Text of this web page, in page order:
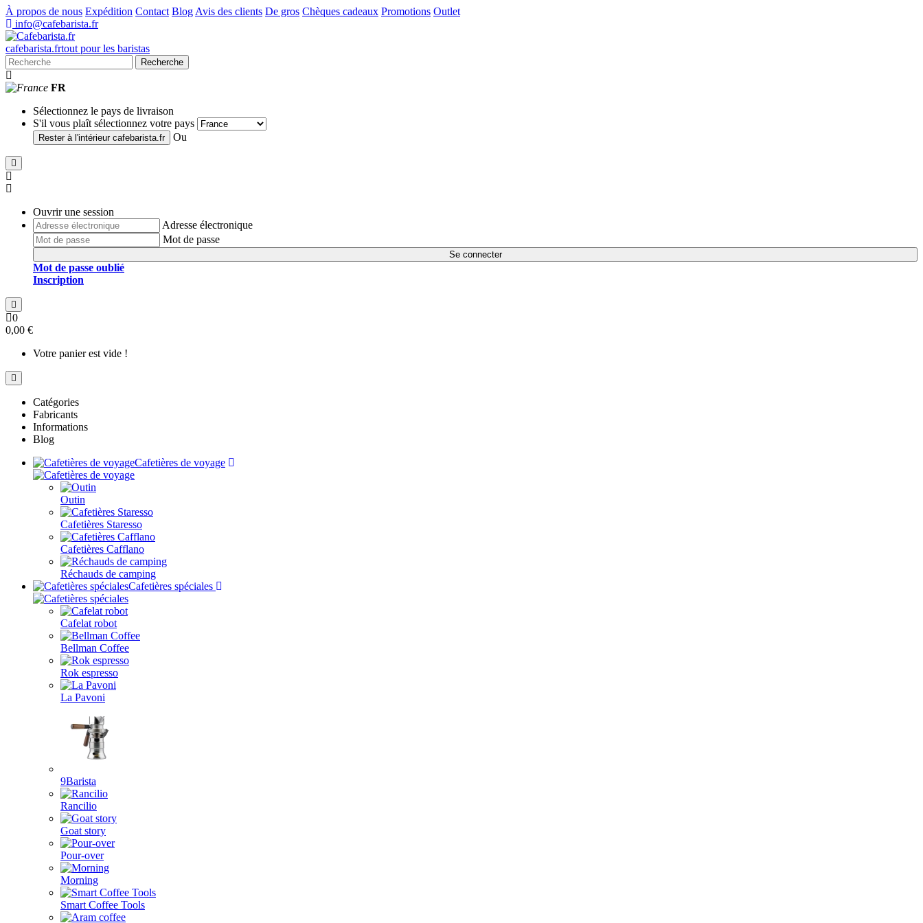
À propos de nous Expédition Contact Blog Avis des clients De gros Chèques cadeaux Promotions Outlet
info@cafebarista.fr
cafebarista.frtout pour les baristas
Recherche
FR
Sélectionnez le pays de livraison
S'il vous plaît sélectionnez votre pays
Rester à l'intérieur cafebarista.fr Ou
Ouvrir une session
Adresse électronique
Mot de passe
Se connecter
Mot de passe oublié
Inscription
0
0,00 €
Votre panier est vide !
Catégories
Fabricants
Informations
Blog
Cafetières de voyage
Outin
Cafetières Staresso
Cafetières Cafflano
Réchauds de camping
Cafetières spéciales
Cafelat robot
Bellman Coffee
Rok espresso
La Pavoni
9Barista
Rancilio
Goat story
Pour-over
Morning
Smart Coffee Tools